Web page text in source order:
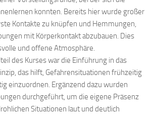
konnten. Bereits hier wurde großer
Kontakte zu knüpfen und Hemmungen,
mit Körperkontakt abzubauen. Dies
und offene Atmosphäre.
des Kurses war die Einführung in das
das hilft, Gefahrensituationen frühzeitig
einzuordnen. Ergänzend dazu wurden
durchgeführt, um die eigene Präsenz
Situationen laut und deutlich